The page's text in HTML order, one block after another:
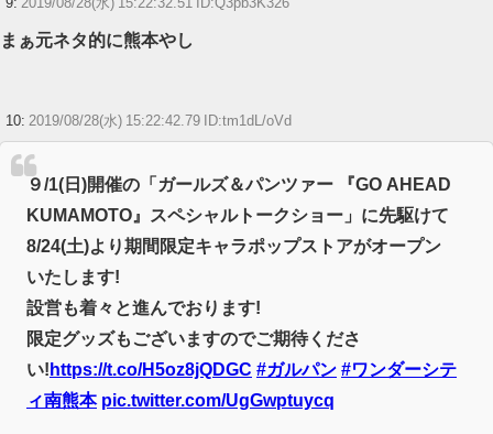
まぁ元ネタ的に熊本やし
10: 2019/08/28(水) 15:22:42.79 ID:tm1dL/oVd
９/1(日)開催の「ガールズ＆パンツァー 『GO AHEAD
KUMAMOTO』スペシャルトークショー」に先駆けて
8/24(土)より期間限定キャラポップストアがオープン
いたします!
設営も着々と進んでおります!
限定グッズもございますのでご期待くださ
い! https://t.co/H5oz8jQDGC #ガルパン #ワンダーシテ
ィ南熊本 pic.twitter.com/UgGwptuycq